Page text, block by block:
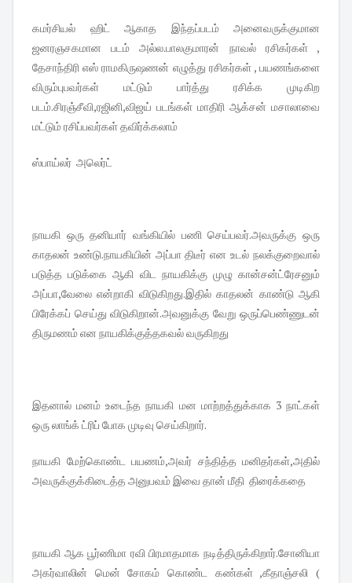
கமர்சியல் ஹிட் ஆகாத இந்தப்படம் அனைவருக்குமான
ஜனரஞசகமான படம் அல்ல.பாலகுமாரன் நாவல் ரசிகர்கள் ,
தேசாந்திரி எஸ் ராமகிருஷணன் எழுத்து ரசிகர்கள் , பயணங்களை
விரும்புபவர்கள் மட்டும் பார்த்து ரசிக்க முடிகிற
படம்.சிரஞ்சீவி,ரஜினி,விஜய் படங்கள் மாதிரி ஆக்சன் மசாலாவை
மட்டும் ரசிப்பவர்கள் தவிர்க்கலாம்
ஸ்பாய்லர் அலெர்ட்
நாயகி ஒரு தனியார் வங்கியில் பணி செய்பவர்.அவருக்கு ஒரு
காதலன் உண்டு.நாயகியின் அப்பா திடீர் என உடல் நலக்குறைவால்
படுத்த படுக்கை ஆகி விட நாயகிக்கு முழு கான்சன்ட்ரேசனும்
அப்பா,வேலை என்றாகி விடுகிறது.இதில் காதலன் காண்டு ஆகி
பிரேக்கப் செய்து விடுகிறான்.அவனுக்கு வேறு ஒருப்பெண்ணுடன்
திருமணம் என நாயகிக்குத்தகவல் வருகிறது
இதனால் மனம் உடைந்த நாயகி மன மாற்றத்துக்காக 3 நாட்கள்
ஒரு லாங்க் ட்ரிப் போக முடிவு செய்கிறார்.
நாயகி மேற்கொண்ட பயணம்,அவர் சந்தித்த மனிதர்கள்,அதில்
அவருக்குக்கிடைத்த அனுபவம் இவை தான் மீதி திரைக்கதை
நாயகி ஆக பூர்ணிமா ரவி பிரமாதமாக நடித்திருக்கிறார்.சோனியா
அகர்வாலின் மென் சோகம் கொண்ட கண்கள் ,கீதாஞ்சலி (